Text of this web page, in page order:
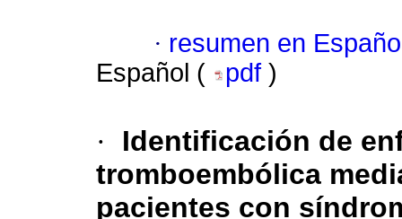
· resumen en
Español (
pdf )
·
Identificación de
tromboembólica
pacientes con